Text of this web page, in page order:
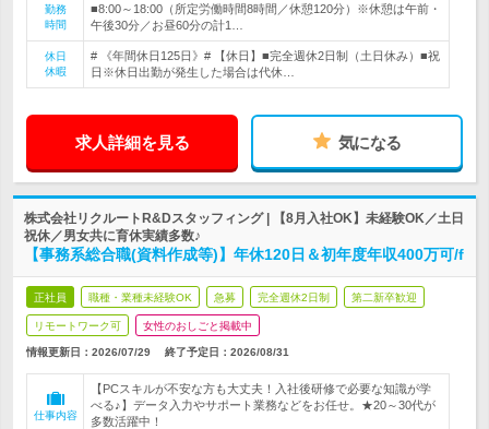
勤務
時間
■8:00～18:00（所定労働時間8時間／休憩120分）※休憩は午前・
午後30分／お昼60分の計1…
休日
休暇
# 《年間休日125日》# 【休日】■完全週休2日制（土日休み）■祝
日※休日出勤が発生した場合は代休…
求人詳細を見る 気になる
株式会社リクルートR&Dスタッフィング | 【8月入社OK】未経験OK／土日
祝休／男女共に育休実績多数♪
【事務系総合職(資料作成等)】年休120日＆初年度年収400万可/f
正社員 職種・業種未経験OK 急募 完全週休2日制 第二新卒歓迎
リモートワーク可 女性のおしごと掲載中
情報更新日：2026/07/29 終了予定日： 2026/08/31
仕事内容
【PCスキルが不安な方も大丈夫！入社後研修で必要な知識が学
べる♪】データ入力やサポート業務などをお任せ。★20～30代が
多数活躍中！